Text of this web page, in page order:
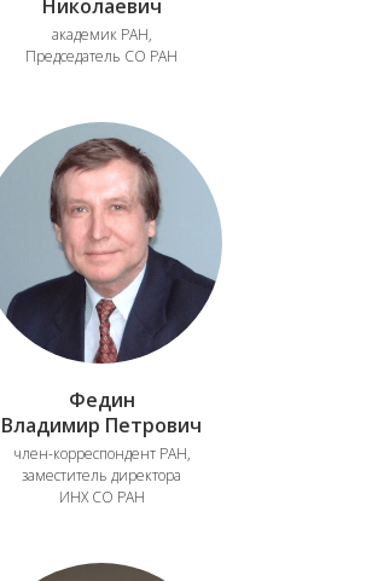
Николаевич
академик РАН,
Председатель СО РАН
Федин
Владимир Петрович
член-корреспондент РАН,
заместитель директора
ИНХ СО РАН